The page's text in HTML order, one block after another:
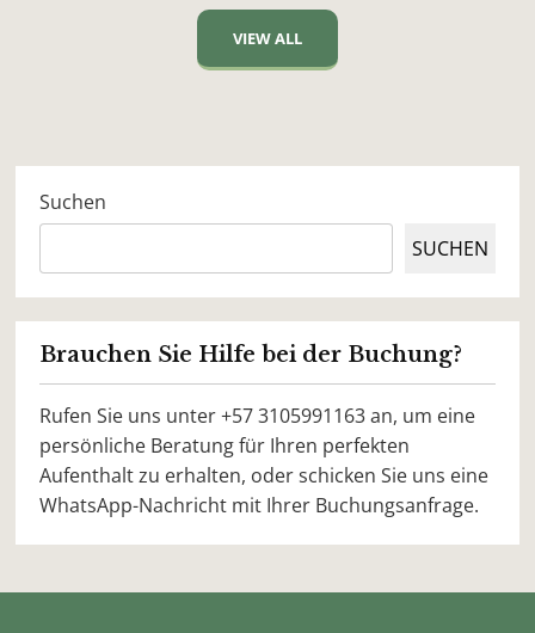
VIEW ALL
Suchen
SUCHEN
Brauchen Sie Hilfe bei der Buchung?
Rufen Sie uns unter +57 3105991163 an, um eine
persönliche Beratung für Ihren perfekten
Aufenthalt zu erhalten, oder schicken Sie uns eine
WhatsApp-Nachricht mit Ihrer Buchungsanfrage.